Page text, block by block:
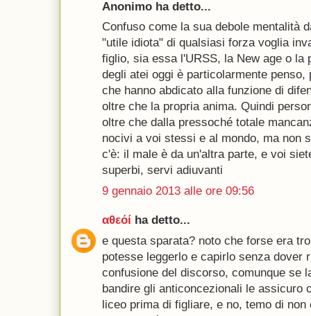
Anonimo ha detto...
Confuso come la sua debole mentalità
"utile idiota" di qualsiasi forza voglia
figlio, sia essa l'URSS, la New age o la
degli atei oggi è particolarmente
che hanno abdicato alla funzione di
oltre che la propria anima. Quindi
oltre che dalla pressoché totale
nocivi a voi stessi e al mondo, ma non
c'è: il male è da un'altra parte, e voi
superbi, servi adiuvanti
9 gennaio 2013 alle ore 09:56
αθεόί ha detto...
e questa sparata? noto che forse era
potesse leggerlo e capirlo senza dover
confusione del discorso, comunque se
bandire gli anticoncezionali le assicuro
liceo prima di figliare, e no, temo di